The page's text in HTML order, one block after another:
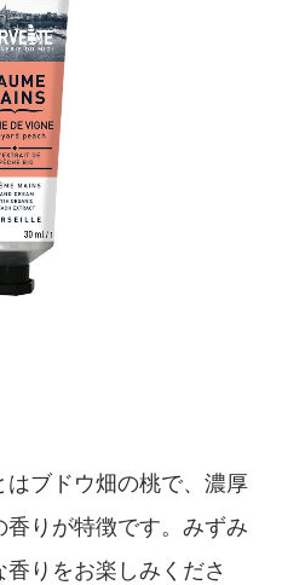
ブドウ畑の桃で、濃厚
りが特徴です。みずみ
りをお楽しみくださ